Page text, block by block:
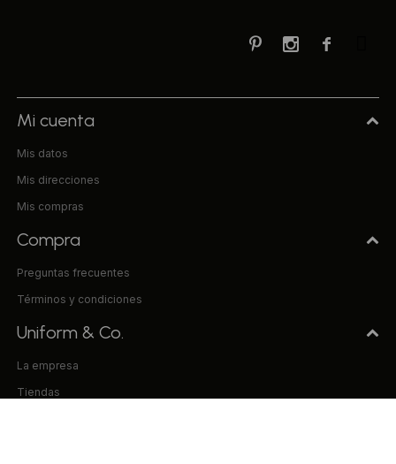

 
Mi cuenta
Mis datos
Mis direcciones
Mis compras
Compra
Preguntas frecuentes
Términos y condiciones
Uniform & Co.
La empresa
Tiendas